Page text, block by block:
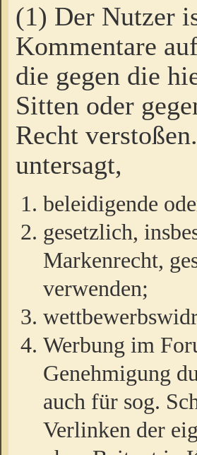
(1) Der Nutzer
Kommentare
die gegen die
Sitten oder
Recht
untersagt,
beleidigende
gesetzlich,
Markenrecht,
verwenden;
Werbung im
Genehmigung
auch für sog.
Verlinken der